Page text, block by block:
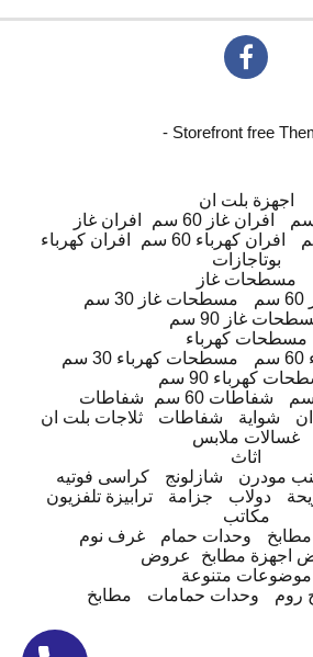
- Storefront free
اجهزة بلت ان
افران غاز
افران غاز 60 سم
افران كهرباء
افران كهرباء 60 سم
بوتاجازات
مسطحات غاز
مسطحات غاز 30 سم
غاز 90 سم
مسطحات كهرباء
مسطحات كهرباء 30 سم
كهرباء 90 سم
شفاطات
شفاطات 60 سم
ثلاجات بلت ان
شفاطات شواية
غسالات ملابس
اثاث
كراسى فوتيه
شازلونج مودرن
ترابيزة تلفزيون
جزامة دولاب
مكاتب
غرف نوم
وحدات حمام مطابخ
عروض
اجهزة مطابخ
موضوعات متنوعة
مطابخ
وحدات حمامات روم